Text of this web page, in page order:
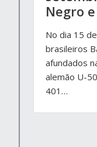
Negro
No dia 15
brasileiros
afundados
alemão U-
401…